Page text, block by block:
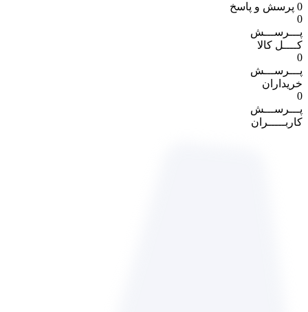
0 پرسش و پاسخ
0
پـــرســـش
کــــل کالا
0
پـــرســـش
خریداران
0
پـــرســـش
کاربـــــران